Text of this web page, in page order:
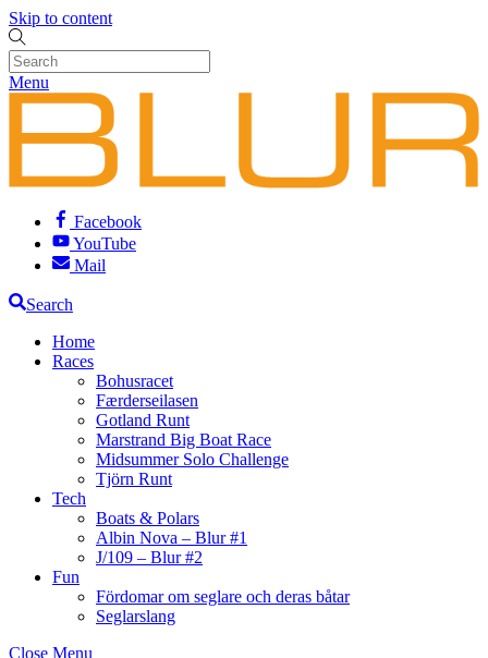
Skip to content
Menu
Facebook
YouTube
Mail
Search
Home
Races
Bohusracet
Færderseilasen
Gotland Runt
Marstrand Big Boat Race
Midsummer Solo Challenge
Tjörn Runt
Tech
Boats & Polars
Albin Nova – Blur #1
J/109 – Blur #2
Fun
Fördomar om seglare och deras båtar
Seglarslang
Close Menu